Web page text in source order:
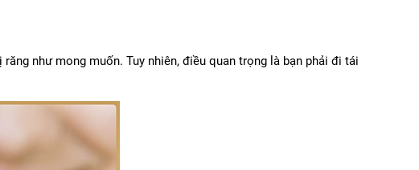
như mong muốn. Tuy nhiên, điều quan trọng là bạn phải đi tái